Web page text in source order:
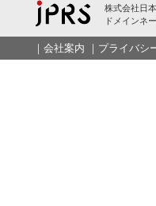
株式会社日
ドメインネ
｜ 会社案内 ｜ プライバシ